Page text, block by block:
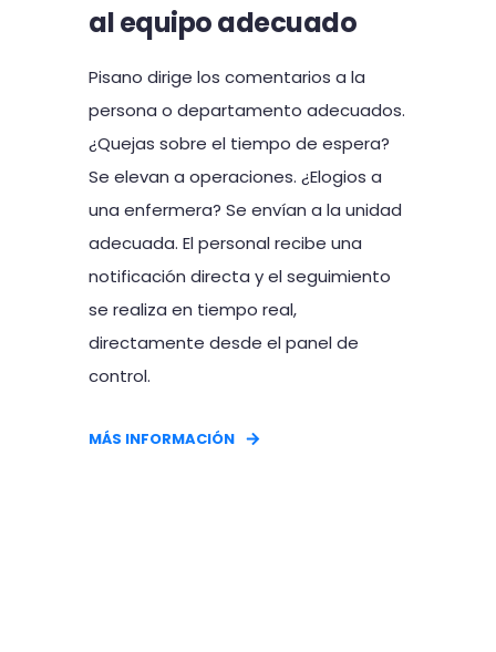
al equipo adecuado
Pisano dirige los comentarios a la
persona o departamento adecuados.
¿Quejas sobre el tiempo de espera?
Se elevan a operaciones. ¿Elogios a
una enfermera? Se envían a la unidad
adecuada. El personal recibe una
notificación directa y el seguimiento
se realiza en tiempo real,
directamente desde el panel de
control.
MÁS INFORMACIÓN